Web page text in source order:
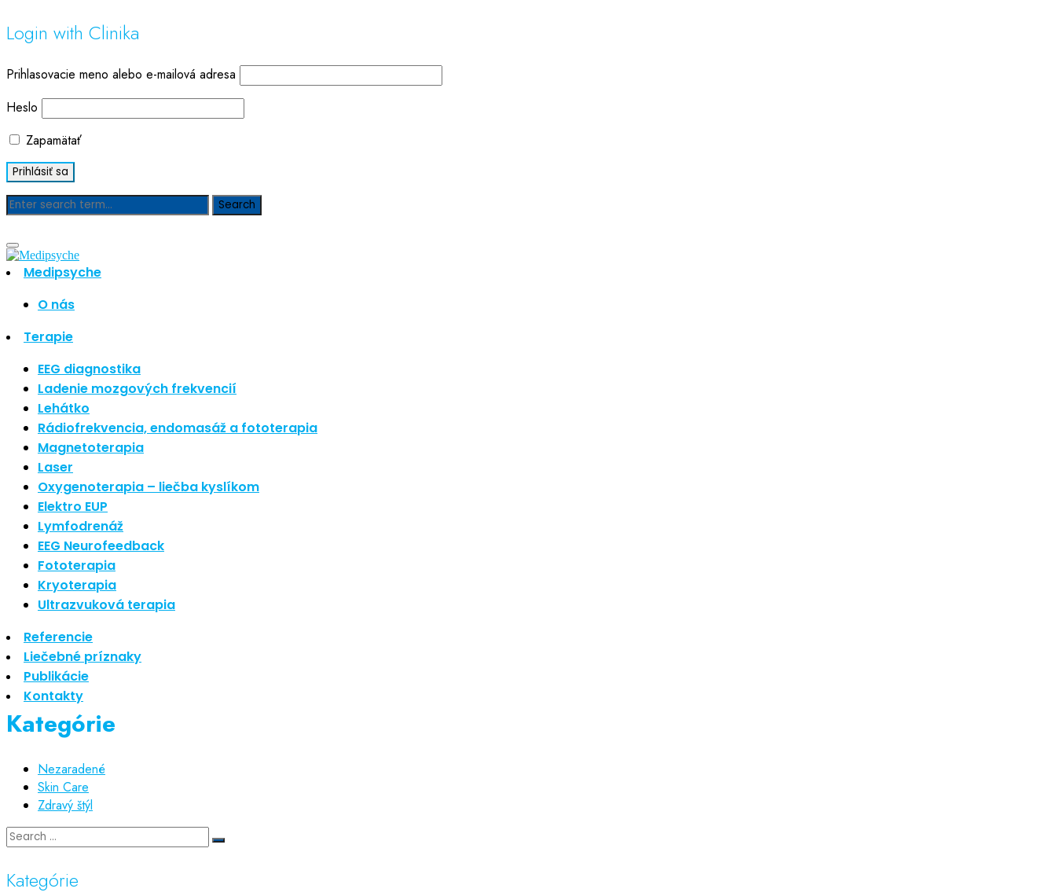
Login with Clinika
Prihlasovacie meno alebo e-mailová adresa
Heslo
Zapamätať
Medipsyche
O nás
Terapie
EEG diagnostika
Ladenie mozgových frekvencií
Lehátko
Rádiofrekvencia, endomasáž a fototerapia
Magnetoterapia
Laser
Oxygenoterapia – liečba kyslíkom
Elektro EUP
Lymfodrenáž
EEG Neurofeedback
Fototerapia
Kryoterapia
Ultrazvuková terapia
Referencie
Liečebné príznaky
Publikácie
Kontakty
Blog
Hľadať
Najnovšie články
Nové polarizované svetlo
So psoriázou netreba žiť
Rozšírenie služieb
Hudba a vývoj mozgu
Najnovšie komentáre
Žiadne komentáre na zobrazenie.
Archív
september 2021
apríl 2021
august 2020
Kategórie
Nezaradené
Skin Care
Zdravý štýl
Kategórie